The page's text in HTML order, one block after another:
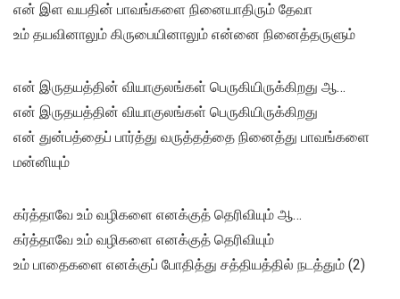
என் இள வயதின் பாவங்களை நினையாதிரும் தேவா
உம் தயவினாலும் கிருபையினாலும் என்னை நினைத்தருளும்
என் இருதயத்தின் வியாகுலங்கள் பெருகியிருக்கிறது ஆ…
என் இருதயத்தின் வியாகுலங்கள் பெருகியிருக்கிறது
என் துன்பத்தைப் பார்த்து வருத்தத்தை நினைத்து பாவங்களை
மன்னியும்
கர்த்தாவே உம் வழிகளை எனக்குத் தெரிவியும் ஆ…
கர்த்தாவே உம் வழிகளை எனக்குத் தெரிவியும்
உம் பாதைகளை எனக்குப் போதித்து சத்தியத்தில் நடத்தும் (2)